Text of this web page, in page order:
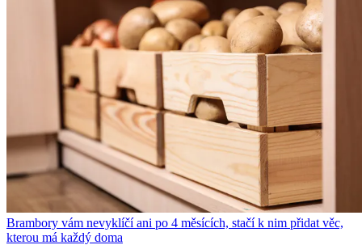
Brambory vám nevyklíčí ani po 4 měsících, stačí k nim přidat věc,
kterou má každý doma